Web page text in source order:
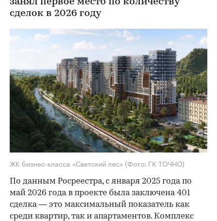
занял первое место по количеству
сделок в 2026 году
ЖК бизнес-класса «Светский лес» (Фото: ГК ТОЧНО)
По данным Росреестра, с января 2025 года по
май 2026 года в проекте была заключена 401
сделка — это максимальный показатель как
среди квартир, так и апартаментов. Комплекс